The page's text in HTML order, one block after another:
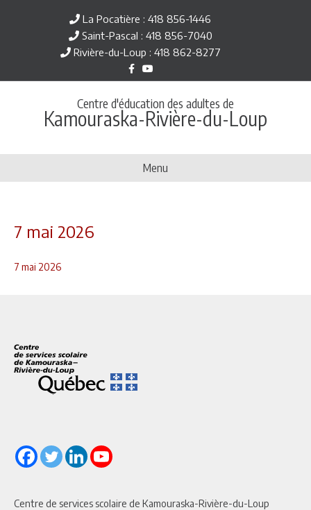
La Pocatière : 418 856-1446
Saint-Pascal : 418 856-7040
Rivière-du-Loup : 418 862-8277
c
b
o
o
Y
o
u
u
e
Centre d'éducation des adultes de
Kamouraska-Rivière-du-Loup
Menu
7 mai 2026
7 mai 2026
Centre de services scolaire de Kamouraska-Rivière-du-Loup